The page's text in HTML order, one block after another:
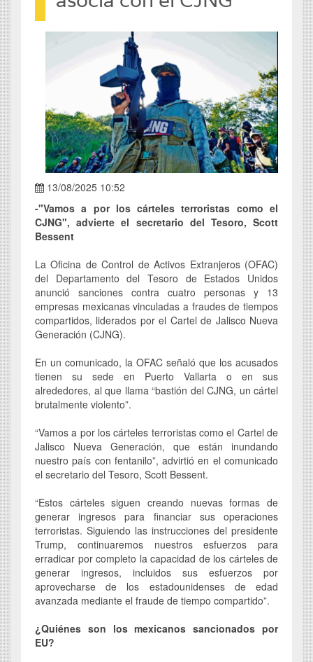
13/08/2025 10:52
-"Vamos a por los cárteles terroristas como el
CJNG", advierte el secretario del Tesoro, Scott
Bessent
La Oficina de Control de Activos Extranjeros (OFAC)
del Departamento del Tesoro de Estados Unidos
anunció sanciones contra cuatro personas y 13
empresas mexicanas vinculadas a fraudes de tiempos
compartidos, liderados por el Cartel de Jalisco Nueva
Generación (CJNG).
En un comunicado, la OFAC señaló que los acusados
tienen su sede en Puerto Vallarta o en sus
alrededores, al que llama “bastión del CJNG, un cártel
brutalmente violento”.
“Vamos a por los cárteles terroristas como el Cartel de
Jalisco Nueva Generación, que están inundando
nuestro país con fentanilo”, advirtió en el comunicado
el secretario del Tesoro, Scott Bessent.
“Estos cárteles siguen creando nuevas formas de
generar ingresos para financiar sus operaciones
terroristas. Siguiendo las instrucciones del presidente
Trump, continuaremos nuestros esfuerzos para
erradicar por completo la capacidad de los cárteles de
generar ingresos, incluidos sus esfuerzos por
aprovecharse de los estadounidenses de edad
avanzada mediante el fraude de tiempo compartido”.
¿Quiénes son los mexicanos sancionados por
EU?